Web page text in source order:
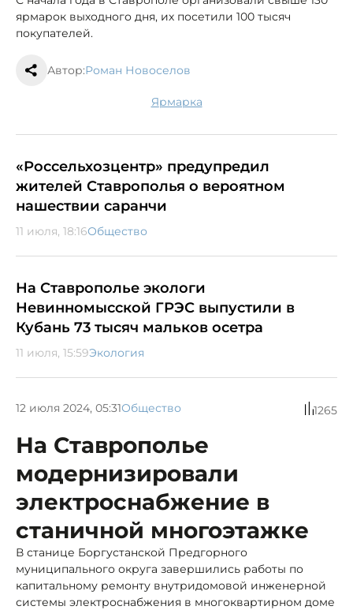
ярмарок выходного дня, их посетили 100 тысяч
покупателей.
Автор:Роман Новоселов
ярмарка
«Россельхозцентр» предупредил
жителей Ставрополья о вероятном
нашествии саранчи
11 июля, 18:16Общество
На Ставрополье экологи
Невинномысской ГРЭС выпустили в
Кубань 73 тысяч мальков осетра
11 июля, 15:59Экология
12 июля 2024, 05:31Общество 1265
На Ставрополье
модернизировали
электроснабжение в
станичной многоэтажке
В станице Боргустанской Предгорного
муниципального округа завершились работы по
капитальному ремонту внутридомовой инженерной
системы электроснабжения в многоквартирном доме